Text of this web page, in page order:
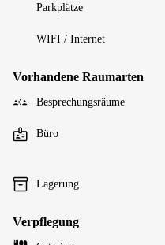
Parkplätze
WIFI / Internet
Vorhandene Raumarten
Besprechungsräume
Büro
Lagerung
Verpflegung